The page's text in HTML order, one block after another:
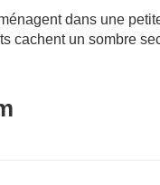
dans une
cachent un sombre